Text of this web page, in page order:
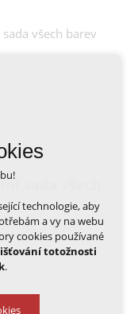
sada všech
kazet s
technologie, aby
a vy na webu
cookies používané
totožnosti
.